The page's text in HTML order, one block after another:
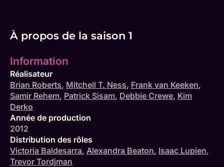
À propos de la saison 1
Information
Réalisateur
Brian Roberts, Mitchell T. Ness, Frank van Keeken,
Samir Rehem, Patrick Sisam, Debbie Crewe, Kim
Derko
Année de production
2012
Distribution des rôles
Victoria Baldesarra, Alexandra Beaton, Isaac Lupien,
Trevor Tordjman